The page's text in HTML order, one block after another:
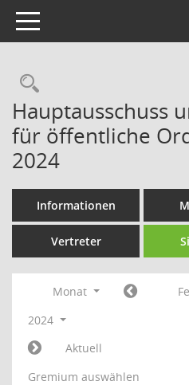
Toggle navigation
Hauptausschuss
für öffentliche
2024
Informationen
Vertreter
Monat
2024
Aktuell
Gremium auswählen